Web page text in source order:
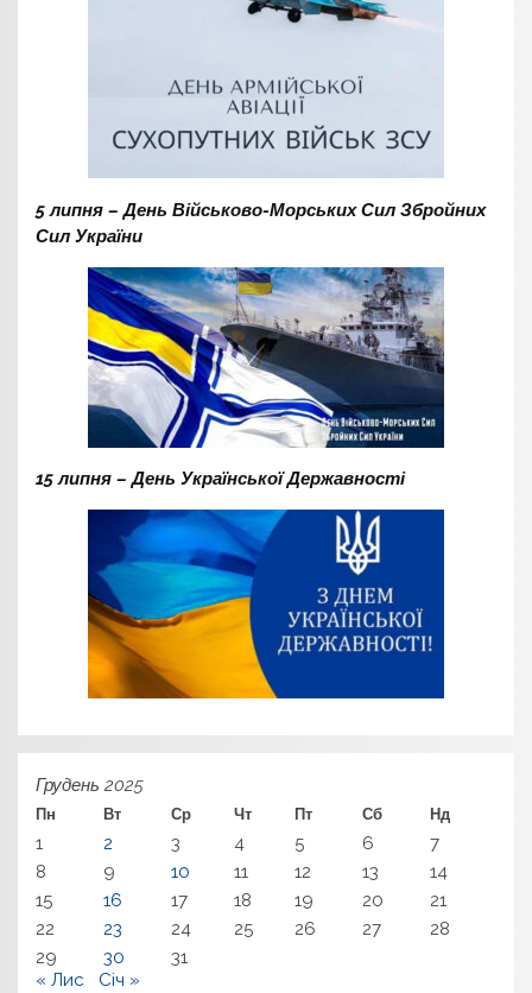
5 липня – День Військово-Морських Сил Збройних
Сил України
15 липня – День Української Державності
Грудень 2025
Пн Вт Ср Чт Пт Сб Нд
1 2 3 4 5 6
7
8
9 10 11 12 13
14
15
16 17 18 19 20
21
22
23 24 25 26 27
28
29
30
31
« Лис
Січ »